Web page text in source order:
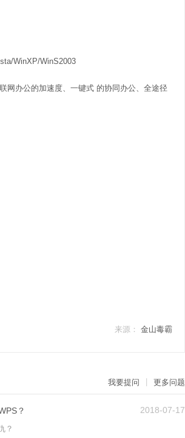
WinXP/WinS2003
网办公的加速度、一键式 的协同办公、全途径
来源： 金山毒霸
我要提问 更多问题
？
？
2018-07-17